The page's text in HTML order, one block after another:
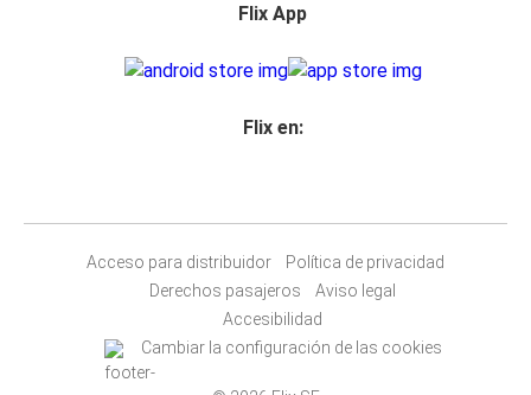
Flix App
Flix en:
Acceso para distribuidor
Política de privacidad
Derechos pasajeros
Aviso legal
Accesibilidad
Cambiar la configuración de las cookies